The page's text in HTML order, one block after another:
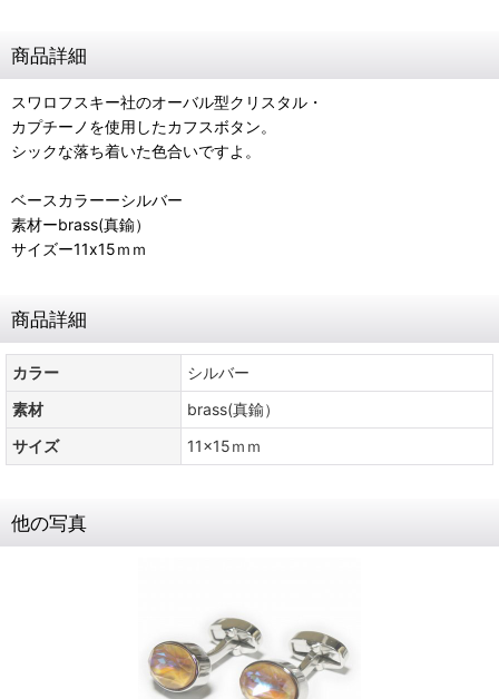
商品詳細
スワロフスキー社のオーバル型クリスタル・
カプチーノを使用したカフスボタン。
シックな落ち着いた色合いですよ。
ベースカラーーシルバー
素材ーbrass(真鍮）
サイズー11x15ｍｍ
商品詳細
カラー
シルバー
素材
brass(真鍮）
サイズ
11x15ｍｍ
他の写真